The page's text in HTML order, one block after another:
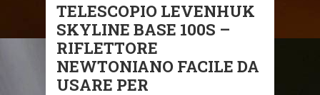
TELESCOPIO LEVENHUK
SKYLINE BASE 100S –
RIFLETTORE
NEWTONIANO FACILE DA
USARE PER